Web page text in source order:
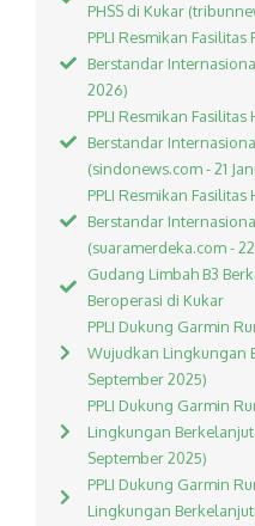
PHSS di Kukar
PPLI Resmikan
Berstandar
2026)
PPLI Resmikan
Berstandar
(sindonews.com - 21
PPLI Resmikan
Berstandar
(suaramerdeka.com -
Gudang Limbah B3
Beroperasi di Kukar
PPLI Dukung Garmin
Wujudkan Lingkungan
September 2025)
PPLI Dukung Garmin
Lingkungan
September 2025)
PPLI Dukung Garmin
Lingkungan